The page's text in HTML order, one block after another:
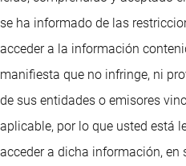
se ha informado de las
acceder a la información
manifiesta que no infringe, ni
de sus entidades o emisores
aplicable, por lo que usted está
acceder a dicha información, en